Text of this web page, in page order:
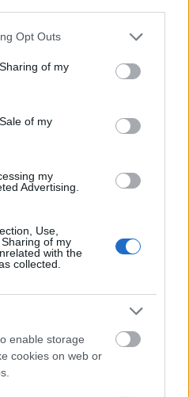
app uses one or more Google
behaviour. You may click to
and its third-party tags to
purposes in below Google
Opt Outs
of my
of my
my
Advertising.
Use,
of my
with the
collected.
enable storage
cookies on web or
elkezdhetjük az
célszerű egy poncsót
Keresünk egy avarral
helyet az erdőben. Kézzel-
felületen az avart,
teríteni. További 2-3
össze a száraz
kupacokat dobáljuk
összefogva egy vagy
tudja vinni az
tetejére.